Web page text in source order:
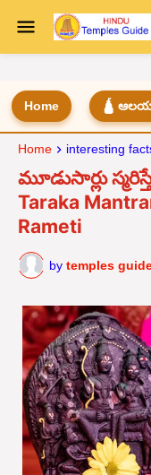
Home 🛕
Home interesting
మూడుసార్లు
Taraka
Rameti
by temples